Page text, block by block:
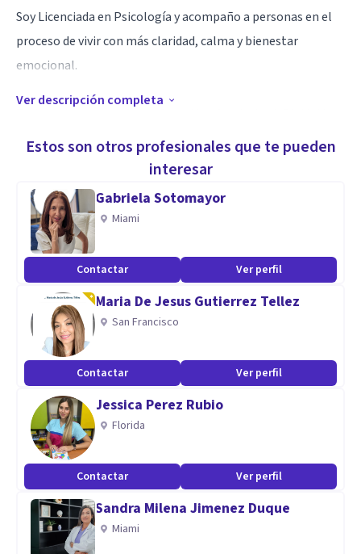
Soy Licenciada en Psicología y acompaño a personas en el
proceso de vivir con más claridad, calma y bienestar
emocional.
Conductual y EMDR, herramientas que nos permiten ir más
allá de “hablar de lo que nos pasa”, para realmente
transformarlo, sanar heridas emocionales y construir
recursos para tu día a día.
Mi objetivo es que te sientas acompañada/o, sin juicios y con
un plan claro para avanzar. Te espero.
Especialidad
Licenciada especialista en Psicoterapia Cognitivo
Conductual, terapia dialéctico conductual para la
regulación emocional, terapia de esquemas desadaptativos
tempranos y EMDR para tratar eventos traumáticos. Mi
propósito es acompañarte durante tu proceso personal y
brindarte herramientas para que afrontes con autonomía
tus objetivos.
Aptitudes
Ver descripción completa
Estos son otros profesionales que te pueden
interesar
Gabriela Sotomayor
Miami
Contactar Ver perfil
Maria De Jesus Gutierrez Tellez
San Francisco
Contactar Ver perfil
Jessica Perez Rubio
Florida
Contactar Ver perfil
Sandra Milena Jimenez Duque
Miami